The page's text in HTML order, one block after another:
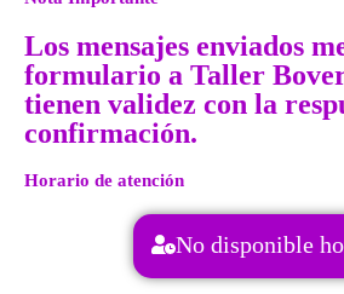
Los mensajes enviados
formulario a Taller
tienen validez con la
confirmación.
Horario de atención
No disponible